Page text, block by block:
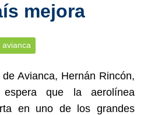
mejora
avianca
Avianca, Hernán Rincón,
que la aerolínea
en uno de los grandes